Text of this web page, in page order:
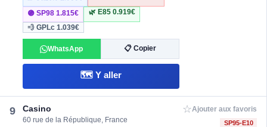
🟣 SP981.815€ 🌿 E85 0.919€
💨 GPLc1.039€
WhatsApp 📋 Copier
🗺️ Y aller
9 Casino
60 rue de la République, France
☆Ajouter aux favoris
SP95-E10